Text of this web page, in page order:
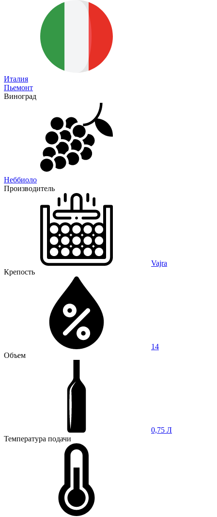
Италия
Пьемонт
Виноград
Неббиоло
Производитель
Vajra
Крепость
14
Объем
0,75 Л
Температура подачи